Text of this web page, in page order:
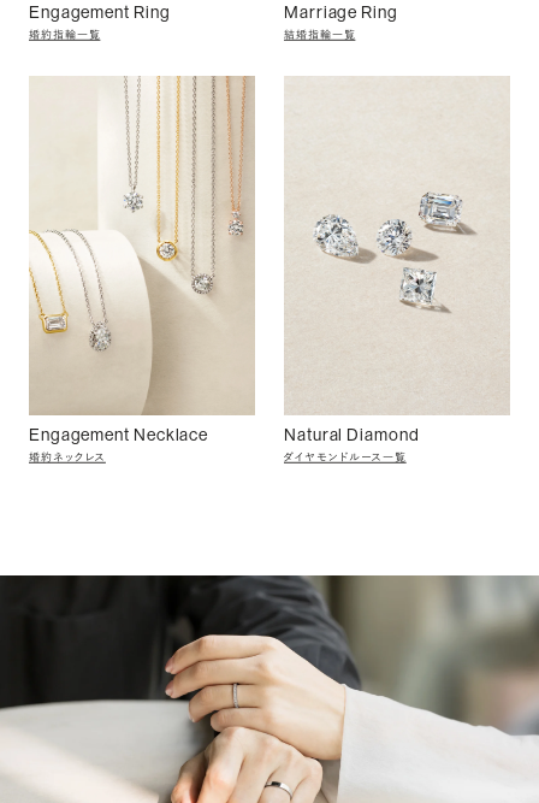
Engagement Ring
婚約指輪一覧
Marriage Ring
結婚指輪一覧
Engagement Necklace
婚約ネックレス
Natural Diamond
ダイヤモンドルース一覧